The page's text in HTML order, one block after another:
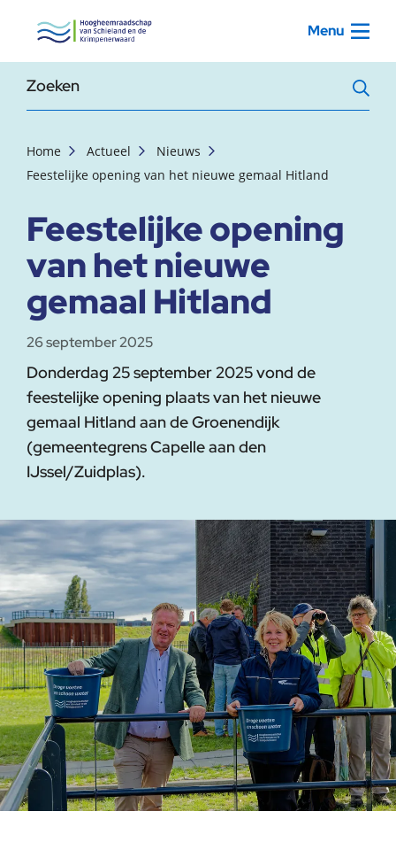
, startpagina Menu
Zoekterm
Home Actueel
Nieuws
Feestelijke opening van het nieuwe gemaal Hitland
Feestelijke opening
van het nieuwe
gemaal Hitland
26 september 2025
Donderdag 25 september 2025 vond de
feestelijke opening plaats van het nieuwe
gemaal Hitland aan de Groenendijk
(gemeentegrens Capelle aan den
IJssel/Zuidplas).